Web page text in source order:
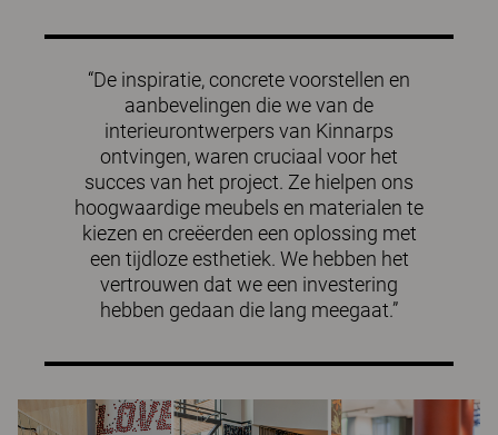
“De inspiratie, concrete voorstellen en
aanbevelingen die we van de
interieurontwerpers van Kinnarps
ontvingen, waren cruciaal voor het
succes van het project. Ze hielpen ons
hoogwaardige meubels en materialen te
kiezen en creëerden een oplossing met
een tijdloze esthetiek. We hebben het
vertrouwen dat we een investering
hebben gedaan die lang meegaat.”